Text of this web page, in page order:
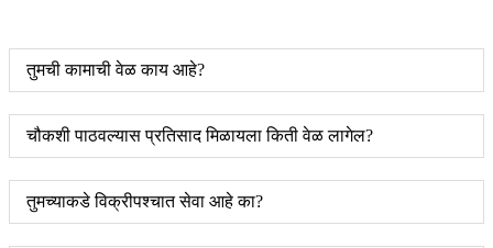
तुमची कामाची वेळ काय आहे?
चौकशी पाठवल्यास प्रतिसाद मिळायला किती वेळ लागेल?
तुमच्याकडे विक्रीपश्चात सेवा आहे का?